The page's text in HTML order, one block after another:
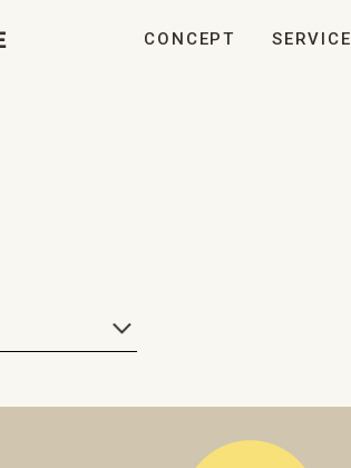
CONCEPT SERVICE